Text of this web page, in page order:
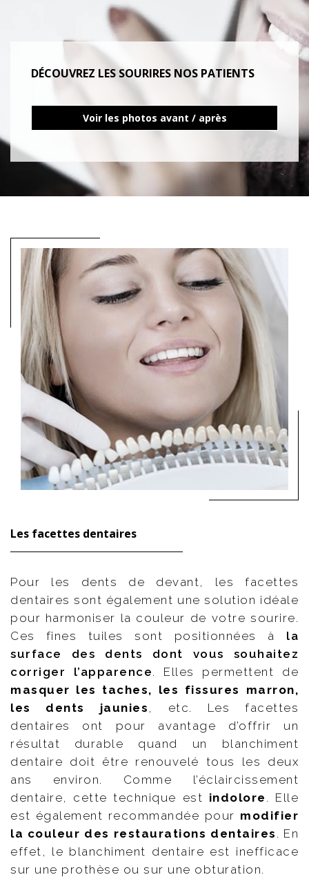
DÉCOUVREZ LES SOURIRES NOS PATIENTS
Voir les photos avant / après
Les facettes dentaires
Pour les dents de devant, les facettes
dentaires sont également une solution idéale
pour harmoniser la couleur de votre sourire.
Ces fines tuiles sont positionnées à la
surface des dents dont vous souhaitez
corriger l’apparence. Elles permettent de
masquer les taches, les fissures marron,
les dents jaunies , etc. Les facettes
dentaires ont pour avantage d’offrir un
résultat durable quand un blanchiment
dentaire doit être renouvelé tous les deux
ans environ. Comme l’éclaircissement
dentaire, cette technique est indolore . Elle
est également recommandée pour modifier
la couleur des restaurations dentaires . En
effet, le blanchiment dentaire est inefficace
sur une prothèse ou sur une obturation.